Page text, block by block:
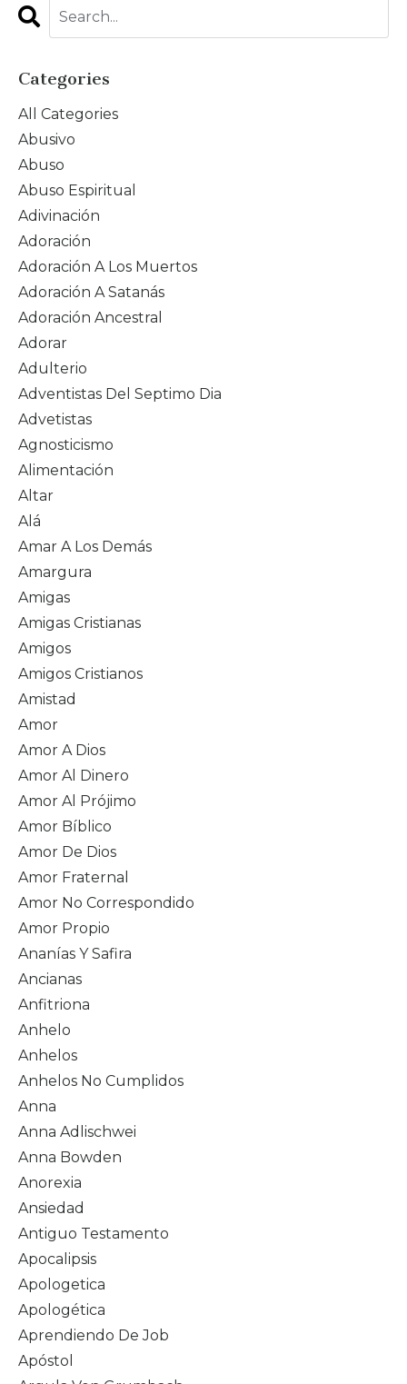
Categories
All Categories
Abusivo
Abuso
Abuso Espiritual
Adivinación
Adoración
Adoración A Los Muertos
Adoración A Satanás
Adoración Ancestral
Adorar
Adulterio
Adventistas Del Septimo Dia
Advetistas
Agnosticismo
Alimentación
Altar
Alá
Amar A Los Demás
Amargura
Amigas
Amigas Cristianas
Amigos
Amigos Cristianos
Amistad
Amor
Amor A Dios
Amor Al Dinero
Amor Al Prójimo
Amor Bíblico
Amor De Dios
Amor Fraternal
Amor No Correspondido
Amor Propio
Ananías Y Safira
Ancianas
Anfitriona
Anhelo
Anhelos
Anhelos No Cumplidos
Anna
Anna Adlischwei
Anna Bowden
Anorexia
Ansiedad
Antiguo Testamento
Apocalipsis
Apologetica
Apologética
Aprendiendo De Job
Apóstol